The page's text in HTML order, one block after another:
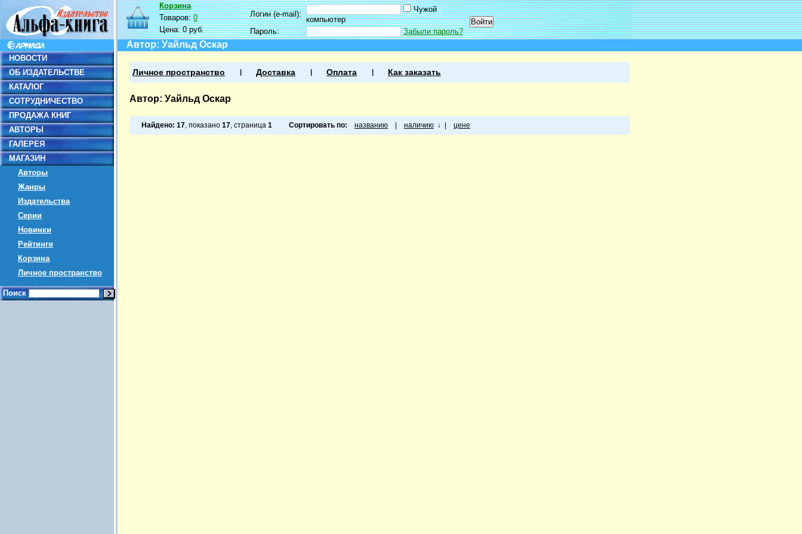
НОВОСТИ
ОБ ИЗДАТЕЛЬСТВЕ
КАТАЛОГ
СОТРУДНИЧЕСТВО
ПРОДАЖА КНИГ
АВТОРЫ
ГАЛЕРЕЯ
МАГАЗИН
Авторы
Жанры
Издательства
Серии
Новинки
Рейтинги
Корзина
Личное пространство
Поиск
Корзина
Товаров:0
Цена:0 руб.
Логин (e-mail):
Чужой
компьютер
Пароль:
Забыли пароль?
Автор: Уайльд Оскар
Личное пространство Доставка Оплата Как заказать
Автор: Уайльд Оскар
Найдено: 17, показано 17, страница 1 Сортировать по: названию наличию ↓ цене